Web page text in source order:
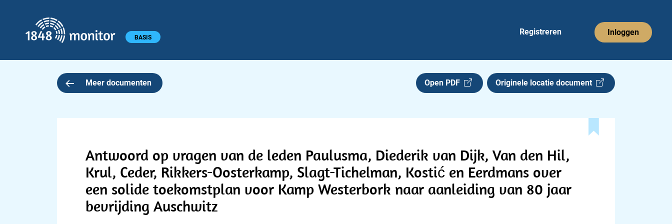
Hoofdmenu BASIS
Registreren Inloggen
Meer documenten Open PDF Originele locatie document
Antwoord op vragen van de leden Paulusma, Diederik van Dijk, Van den Hil,
Krul, Ceder, Rikkers-Oosterkamp, Slagt-Tichelman, Kostić en Eerdmans over
een solide toekomstplan voor Kamp Westerbork naar aanleiding van 80 jaar
bevrijding Auschwitz